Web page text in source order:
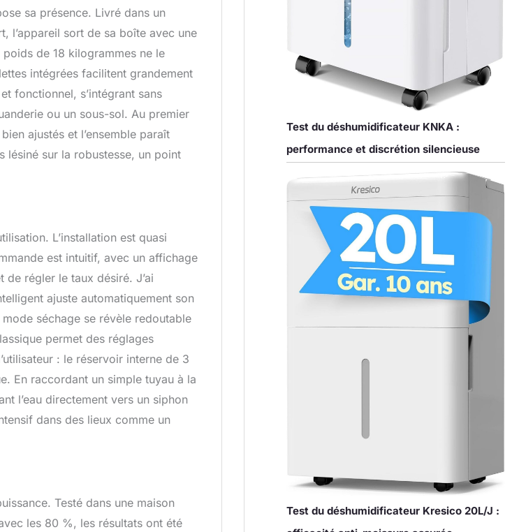
automatiquement lorsque le
SECHAGE DE
permettra de sécher vos
évitant les mauvaises odeurs
DRAINAGE CONTINU:
de 3,2L, un tuyau de
de devoir vider le réservoir
Le déshumidificateur utilise le
qualifié, donc la
par heure.
sa présence. Livré dans un
l’appareil sort de sa boîte avec une
de 18 kilogrammes ne le
intégrées facilitent grandement
fonctionnel, s’intégrant sans
ou un sous-sol. Au premier
ajustés et l’ensemble paraît
lésiné sur la robustesse, un point
L’installation est quasi
est intuitif, avec un affichage
de régler le taux désiré. J’ai
ajuste automatiquement son
séchage se révèle redoutable
permet des réglages
: le réservoir interne de 3
En raccordant un simple tuyau à la
l’eau directement vers un siphon
dans des lieux comme un
Testé dans une maison
les 80 %, les résultats ont été
Test du déshumidificateur KNKA :
performance et discrétion silencieuse
Test du déshumidificateur Kresico 20L/J :